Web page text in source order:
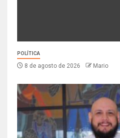
POLÍTICA
8 de agosto de 2026 Mario